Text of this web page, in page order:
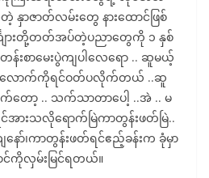
ာဇာတ်လမ်းတွေ နားထောင်ဖြစ်
ားတို့တတ်အပ်တဲ့ပညာတွေကို ၁ နှစ်
းစာမေးပွဲကျပါလေရော .. ဆူမယ့်
ောက်ကိုရင်ဝတ်ပလိုက်တယ် ..ဆူ
တော့ .. သက်သာတာပေါ့ ..အဲ .. မ
းသလိုရောက်မြဲကာတွန်းဖတ်မြဲ..
ော်၊ကာတွန်းဖတ်ရင်ဧည့်ခန်းက ခုံမှာ
ကိုလှမ်းမြင်ရတယ်။